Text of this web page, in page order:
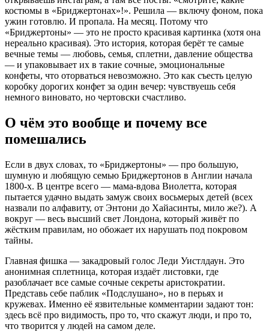
костюмы в «Бриджертонах»!». Решила — включу фоном, пока
ужин готовлю. И пропала. На месяц. Потому что
«Бриджертоны» — это не просто красивая картинка (хотя она
нереально красивая). Это история, которая берёт те самые
вечные темы — любовь, семья, сплетни, давление общества
— и упаковывает их в такие сочные, эмоциональные
конфеты, что оторваться невозможно. Это как съесть целую
коробку дорогих конфет за один вечер: чувствуешь себя
немного виновато, но чертовски счастливо.
О чём это вообще и почему все
помешались
Если в двух словах, то «Бриджертоны» — про большую,
шумную и любящую семью Бриджертонов в Англии начала
1800-х. В центре всего — мама-вдова Виолетта, которая
пытается удачно выдать замуж своих восьмерых детей (всех
назвали по алфавиту, от Энтони до Хайасинты, мило же?). А
вокруг — весь высший свет Лондона, который живёт по
жёстким правилам, но обожает их нарушать под покровом
тайны.
Главная фишка — закадровый голос Леди Уистлдаун. Это
анонимная сплетница, которая издаёт листовки, где
разоблачает все самые сочные секреты аристократии.
Представь себе паблик «Подслушано», но в перьях и
кружевах. Именно её язвительные комментарии задают тон:
здесь всё про видимость, про то, что скажут люди, и про то,
что творится у людей на самом деле.